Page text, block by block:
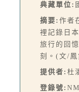
典藏單位:
摘要: 作者
裡記錄日
旅行的回
刻。(文/鳳
提供者: 杜
登錄號: